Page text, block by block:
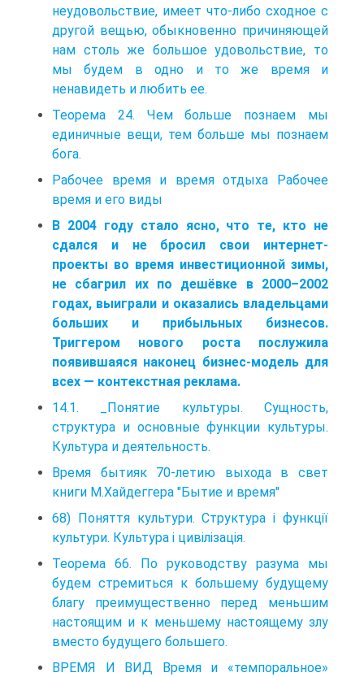
неудовольствие, имеет что-либо сходное с
другой вещью, обыкновенно причиняющей
нам столь же большое удовольствие, то
мы будем в одно и то же время и
ненавидеть и любить ее.
Теорема 24. Чем больше познаем мы
единичные вещи, тем больше мы познаем
бога.
Рабочее время и время отдыха Рабочее
время и его виды
В 2004 году стало ясно, что те, кто не
сдался и не бросил свои интернет-
проекты во время инвестиционной зимы,
не сбагрил их по дешёвке в 2000–2002
годах, выиграли и оказались владельцами
больших и прибыльных бизнесов.
Триггером нового роста послужила
появившаяся наконец бизнес-модель для
всех — контекстная реклама.
14.1. _Понятие культуры. Сущность,
структура и основные функции культуры.
Культура и деятельность.
Время бытияк 70-летию выхода в свет
книги М.Хайдеггера "Бытие и время"
68) Поняття культури. Структура і функції
культури. Культура і цивілізація.
Теорема 66. По руководству разума мы
будем стремиться к большему будущему
благу преимущественно перед меньшим
настоящим и к меньшему настоящему злу
вместо будущего большего.
ВРЕМЯ И ВИД Время и «темпоральное»